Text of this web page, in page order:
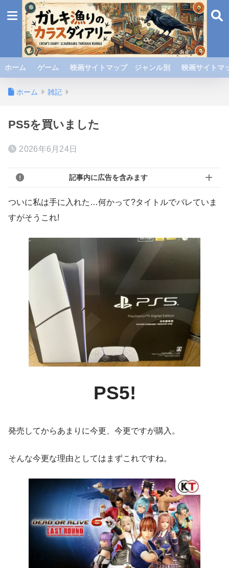
ホーム ゲーム 映画サイトマップ ジャンル別 映画サイト
ホーム 雑記
PS5を買いました
2026年6月24日
記事内に広告を含みます
ついに私は手に入れた…何かって?タイトルでバレていま
すがそうこれ!
PS5!
発売してからあまりに今更、今更ですが購入。
そんな今更な理由としてはまずこれですね。